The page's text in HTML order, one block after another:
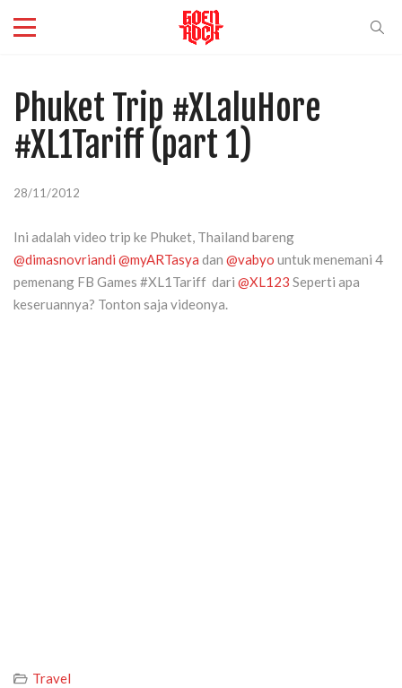
Phuket Trip #XLaluHore
#XL1Tariff (part 1)
28/11/2012
Ini adalah video trip ke Phuket, Thailand bareng
@dimasnovriandi @myARTasya dan @vabyo untuk menemani 4
pemenang FB Games #XL1Tariff dari @XL123 Seperti apa
keseruannya? Tonton saja videonya.
Travel